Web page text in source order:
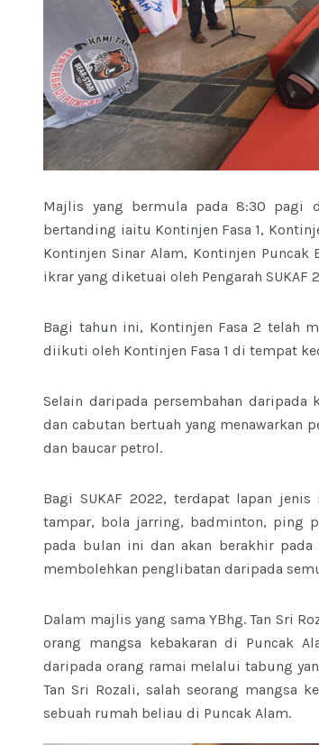
Majlis yang bermula pada 8:30 pagi
bertanding iaitu Kontinjen Fasa 1,
Kontinjen Sinar Alam, Kontinjen
ikrar yang diketuai oleh Pengarah
Bagi tahun ini, Kontinjen Fasa 2 telah
diikuti oleh Kontinjen Fasa 1 di tempat
Selain daripada persembahan
dan cabutan bertuah yang menawarkan
dan baucar petrol.
Bagi SUKAF 2022, terdapat lapan
tampar, bola jarring, badminton, ping
pada bulan ini dan akan berakhir pada
membolehkan penglibatan daripada
Dalam majlis yang sama YBhg. Tan Sri
orang mangsa kebakaran di Puncak
daripada orang ramai melalui tabung
Tan Sri Rozali, salah seorang mangsa
sebuah rumah beliau di Puncak Alam.